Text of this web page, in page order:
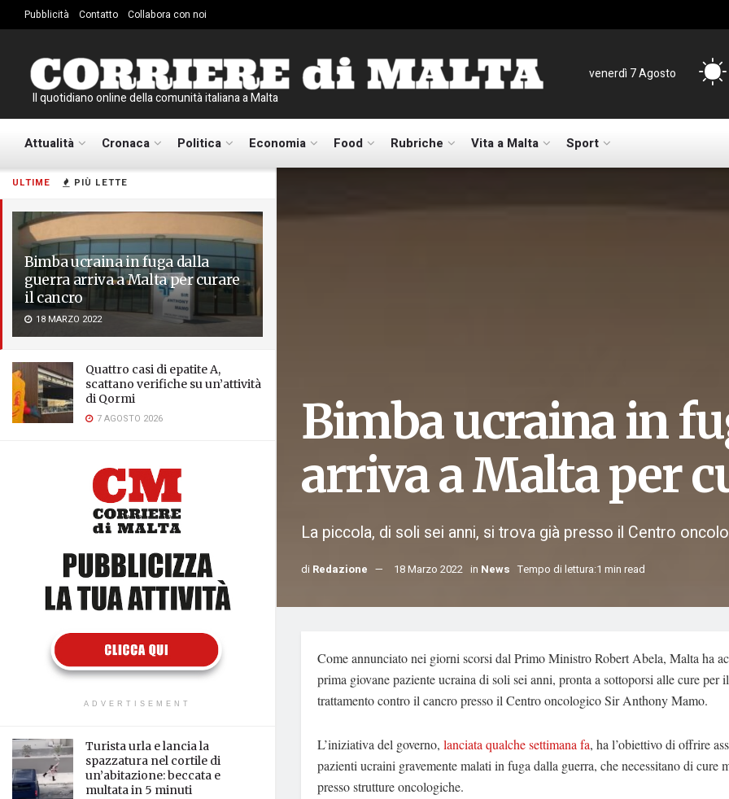
ULTIME PIÙ LETTE
Bimba ucraina in fuga dalla
guerra arriva a Malta per curare
il cancro
18 MARZO 2022
Quattro casi di epatite A,
scattano verifiche su un’attività
di Qormi
7 AGOSTO 2026
ADVERTISEMENT
Turista urla e lancia la
spazzatura nel cortile di
un’abitazione: beccata e
multata in 5 minuti
Pubblicità Contatto Collabora con noi
Il quotidiano online della comunità italiana a Malta
venerdì 7 Agosto
Attualità Cronaca Politica Economia Food Rubriche Vita a Malta Sport
Bimba ucraina in
arriva a Malta per
La piccola, di soli sei anni, si trova già presso il Centro
di Redazione 18 Marzo 2022 in News Tempo di lettura:1 min read
Come annunciato nei giorni scorsi dal Primo Ministro Robert Abela, Malta ha
prima giovane paziente ucraina di soli sei anni, pronta a sottoporsi alle cure per il
trattamento contro il cancro presso il Centro oncologico Sir Anthony Mamo.
L’iniziativa del governo, lanciata qualche settimana fa, ha l’obiettivo di offrire
pazienti ucraini gravemente malati in fuga dalla guerra, che necessitano di cure
presso strutture oncologiche.